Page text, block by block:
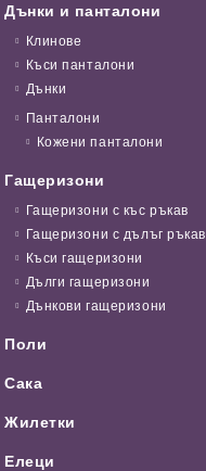
Дънки и панталони
Клинове
Къси панталони
Дънки
Панталони
Кожени панталони
Гащеризони
Гащеризони с къс ръкав
Гащеризони с дълъг ръкав
Къси гащеризони
Дълги гащеризони
Дънкови гащеризони
Поли
Сака
Жилетки
Елеци